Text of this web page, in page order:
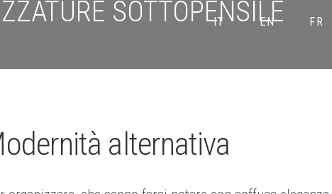
IT EN FR
SOTTOPENSILE
alternativa